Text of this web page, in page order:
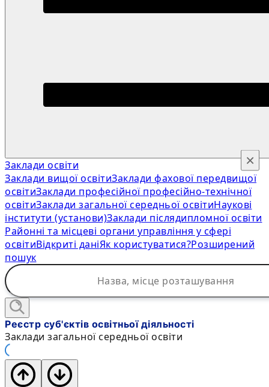
Заклади освіти
Заклади вищої освітиЗаклади фахової передвищої
освітиЗаклади професійної професійно-технічної
освітиЗаклади загальної середньої освітиНаукові
інститути (установи)Заклади післядипломної освіти
Районні та місцеві органи управління у сфері
освітиВідкриті даніЯк користуватися?Розширений
пошук
×
Реєстр суб'єктів освітньої діяльності
Заклади загальної середньої освіти